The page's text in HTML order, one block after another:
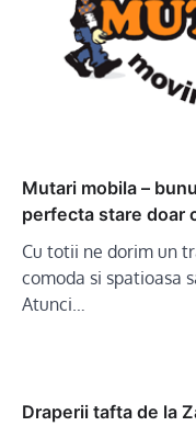
Mutari mobila –
perfecta stare doar
Cu totii ne dorim un
comoda si spatioasa
Atunci…
Draperii tafta de la